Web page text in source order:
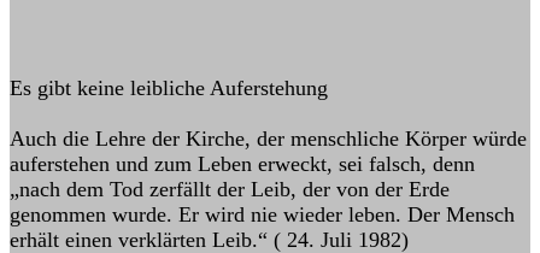
Es gibt keine leibliche Auferstehung
Auch die Lehre der Kirche, der menschliche Körper würde
auferstehen und zum Leben erweckt, sei falsch, denn
„nach dem Tod zerfällt der Leib, der von der Erde
genommen wurde. Er wird nie wieder leben. Der Mensch
erhält einen verklärten Leib.“ ( 24. Juli 1982)